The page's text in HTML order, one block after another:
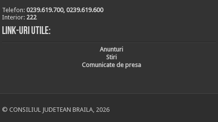
Telefon:0239.619.700, 0239.619.600
Interior: 222
Link-uri utile:
Anunturi
Stiri
Comunicate de presa
© CONSILIUL JUDETEAN BRAILA, 2026